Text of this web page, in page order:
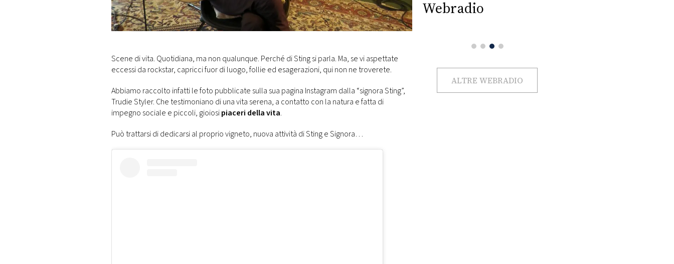
DI
MONACO
CONSIGLIA
Scene di vita. Quotidiana, ma non qualunque. Perché di Sting si parla. Ma, se vi aspettate
eccessi da rockstar, capricci fuor di luogo, follie ed esagerazioni, qui non ne troverete.
Abbiamo raccolto infatti le foto pubblicate sulla sua pagina Instagram dalla “signora Sting”,
Trudie Styler. Che testimoniano di una vita serena, a contatto con la natura e fatta di
impegno sociale e piccoli, gioiosipiaceri della vita.
Può trattarsi di dedicarsi al proprio vigneto, nuova attività di Sting e Signora…
Webradio
ALTRE WEBRADIO